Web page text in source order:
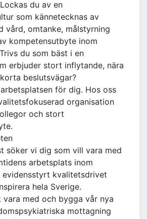
du av en
som kännetecknas av
vård, omtanke, målstyrning
kompetensutbyte inom
du som bäst i en
erbjuder stort inflytande, nära
beslutsvägar?
för dig. Hos oss
organisation
och stort
söker vi dig som vill vara med
arbetsplats inom
kvalitetsdrivet
hela Sverige.
vara med och bygga vår nya
mottagning